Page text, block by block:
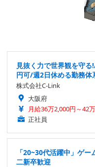
見抜く力で世界観を守
円可/週2日休める勤務
株式会社C-Link
大阪府
月給36万2,000円～42
正社員
「20~30代活躍中」ゲ
二新卒歓迎